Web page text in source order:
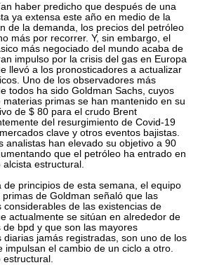
haber predicho que después de una
ya extensa este año en medio de la
de la demanda, los precios del petróleo
más por recorrer. Y, sin embargo, el
más negociado del mundo acaba de
impulso por la crisis del gas en Europa
llevó a los pronosticadores a actualizar
Uno de los observadores más
todos ha sido Goldman Sachs, cuyos
materias primas se han mantenido en su
de $ 80 para el crudo Brent
del resurgimiento de Covid-19
clave y otros eventos bajistas.
analistas han elevado su objetivo a 90
que el petróleo ha entrado en
estructural.
de principios de esta semana, el equipo
primas de Goldman señaló que las
considerables de las existencias de
actualmente se sitúan en alrededor de
de bpd y que son las mayores
diarias jamás registradas, son uno de los
impulsan el cambio de un ciclo a otro.